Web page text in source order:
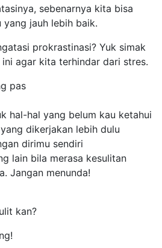
sebenarnya kita bisa
yang jauh lebih baik.
prokrastinasi? Yuk simak
agar kita terhindar dari stres.
pas
hal-hal yang belum kau ketahui
dikerjakan lebih dulu
dirimu sendiri
lain bila merasa kesulitan
Jangan menunda!
kan?